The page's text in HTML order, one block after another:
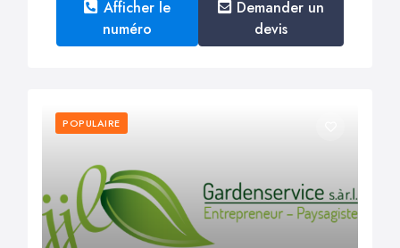
Afficher le
numéro
Demander un
devis
POPULAIRE